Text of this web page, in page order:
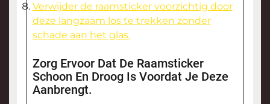
Verwijder de raamsticker voorzichtig door
deze langzaam los te trekken zonder
schade aan het glas.
Zorg Ervoor Dat De Raamsticker
Schoon En Droog Is Voordat Je Deze
Aanbrengt.